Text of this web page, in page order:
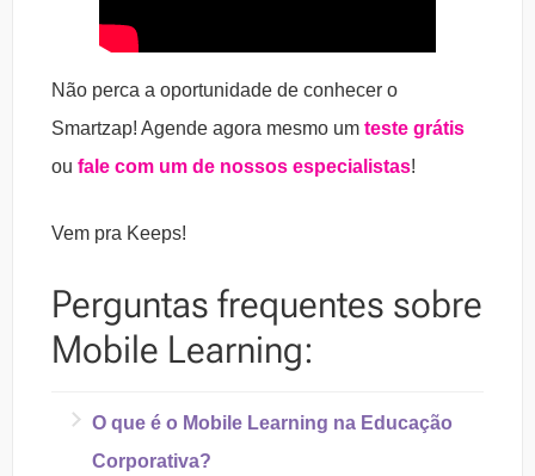
Não perca a oportunidade de conhecer o
Smartzap! Agende agora mesmo um teste grátis
ou fale com um de nossos especialistas!
Vem pra Keeps!
Perguntas frequentes sobre
Mobile Learning:
O que é o Mobile Learning na Educação
Corporativa?